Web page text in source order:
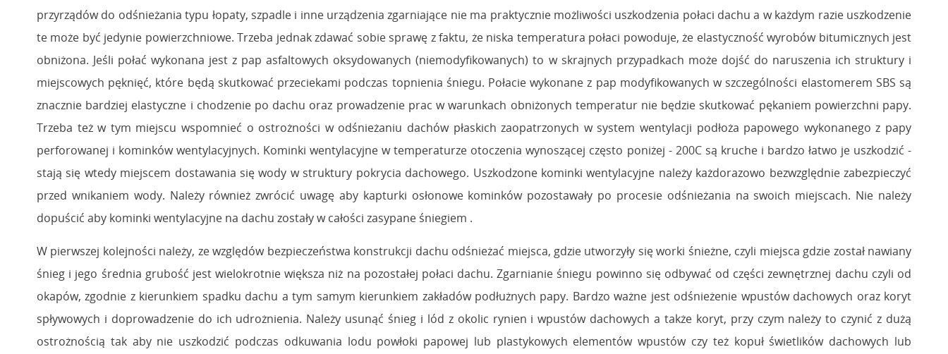
przyrządów do odśnieżania typu łopaty, szpadle i inne urządzenia zgarniające nie ma praktycznie możliwości uszkodzenia połaci dachu a w każdym razie uszkodzenie
te może być jedynie powierzchniowe. Trzeba jednak zdawać sobie sprawę z faktu, że niska temperatura połaci powoduje, że elastyczność wyrobów bitumicznych jest
obniżona. Jeśli połać wykonana jest z pap asfaltowych oksydowanych (niemodyfikowanych) to w skrajnych przypadkach może dojść do naruszenia ich struktury i
miejscowych pęknięć, które będą skutkować przeciekami podczas topnienia śniegu. Połacie wykonane z pap modyfikowanych w szczególności elastomerem SBS są
znacznie bardziej elastyczne i chodzenie po dachu oraz prowadzenie prac w warunkach obniżonych temperatur nie będzie skutkować pękaniem powierzchni papy.
Trzeba też w tym miejscu wspomnieć o ostrożności w odśnieżaniu dachów płaskich zaopatrzonych w system wentylacji podłoża papowego wykonanego z papy
perforowanej i kominków wentylacyjnych. Kominki wentylacyjne w temperaturze otoczenia wynoszącej często poniżej - 200C są kruche i bardzo łatwo je uszkodzić -
stają się wtedy miejscem dostawania się wody w struktury pokrycia dachowego. Uszkodzone kominki wentylacyjne należy każdorazowo bezwzględnie zabezpieczyć
przed wnikaniem wody. Należy również zwrócić uwagę aby kapturki osłonowe kominków pozostawały po procesie odśnieżania na swoich miejscach. Nie należy
dopuścić aby kominki wentylacyjne na dachu zostały w całości zasypane śniegiem .
W pierwszej kolejności należy, ze względów bezpieczeństwa konstrukcji dachu odśnieżać miejsca, gdzie utworzyły się worki śnieżne, czyli miejsca gdzie został nawiany
śnieg i jego średnia grubość jest wielokrotnie większa niż na pozostałej połaci dachu. Zgarnianie śniegu powinno się odbywać od części zewnętrznej dachu czyli od
okapów, zgodnie z kierunkiem spadku dachu a tym samym kierunkiem zakładów podłużnych papy. Bardzo ważne jest odśnieżenie wpustów dachowych oraz koryt
spływowych i doprowadzenie do ich udrożnienia. Należy usunąć śnieg i lód z okolic rynien i wpustów dachowych a także koryt, przy czym należy to czynić z dużą
ostrożnością tak aby nie uszkodzić podczas odkuwania lodu powłoki papowej lub plastykowych elementów wpustów czy też kopuł świetlików dachowych lub